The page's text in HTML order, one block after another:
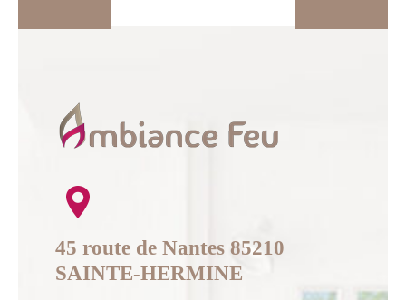
45 route de Nantes 85210
SAINTE-HERMINE